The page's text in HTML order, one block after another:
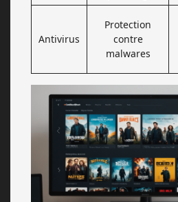
Antivirus
Protection
contre
malwares